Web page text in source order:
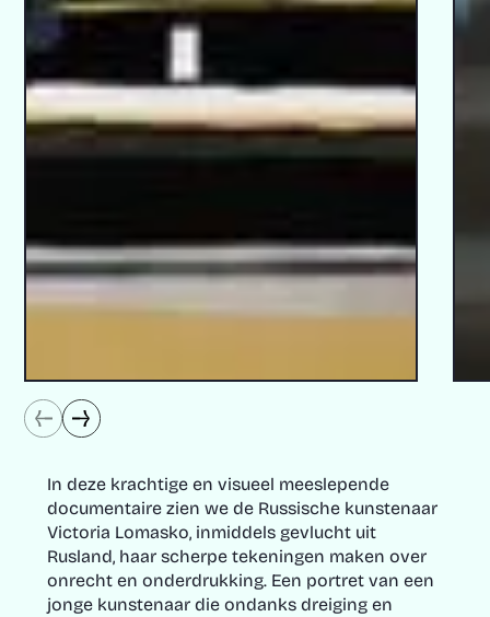
In deze krachtige en visueel meeslepende
documentaire zien we de Russische kunstenaar
Victoria Lomasko, inmiddels gevlucht uit
Rusland, haar scherpe tekeningen maken over
onrecht en onderdrukking. Een portret van een
jonge kunstenaar die ondanks dreiging en